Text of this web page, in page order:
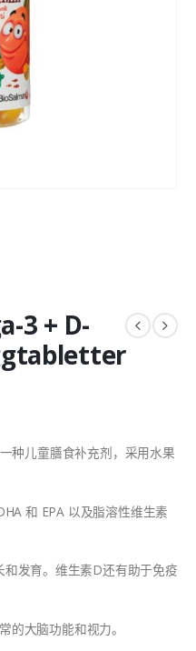
3 + D-
种儿童膳食补充剂，采用水果
和 EPA 以及脂溶性维生素
发育。维生素D还有助于免疫
的大脑功能和视力。